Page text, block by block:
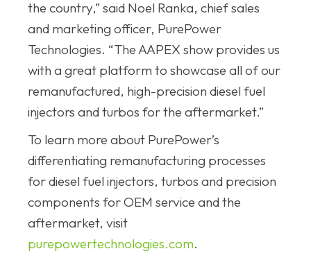
the country,” said Noel Ranka, chief sales
and marketing officer, PurePower
Technologies. “The AAPEX show provides us
with a great platform to showcase all of our
remanufactured, high-precision diesel fuel
injectors and turbos for the aftermarket.”
To learn more about PurePower’s
differentiating remanufacturing processes
for diesel fuel injectors, turbos and precision
components for OEM service and the
aftermarket, visit
purepowertechnologies.com.